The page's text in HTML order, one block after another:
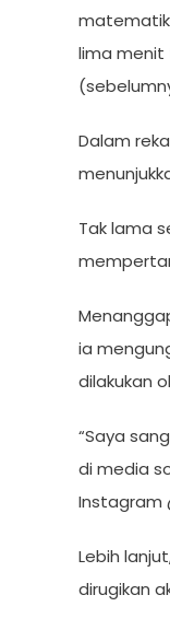
lima menit
Dalam
Tak lama
ia
dilakukan
“Saya
di media
Instagram
Lebih
dirugikan